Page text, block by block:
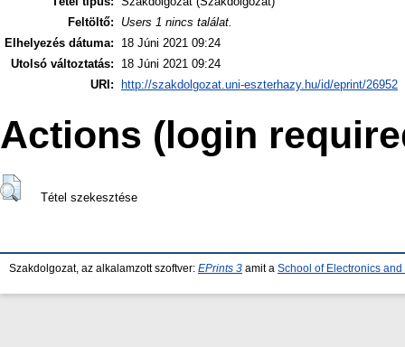
Feltöltő:
Users 1 nincs találat.
Elhelyezés dátuma:
18 Júni 2021 09:24
Utolsó változtatás:
18 Júni 2021 09:24
URI:
http://szakdolgozat.uni-eszterhazy.hu/id/eprint/26952
Actions (login
Tétel szekesztése
Szakdolgozat, az alkalamzott szoftver: EPrints 3 amit a School of Electronics